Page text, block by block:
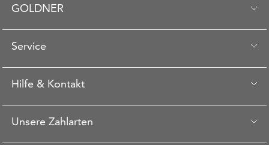
GOLDNER
Service
Hilfe & Kontakt
Unsere Zahlarten